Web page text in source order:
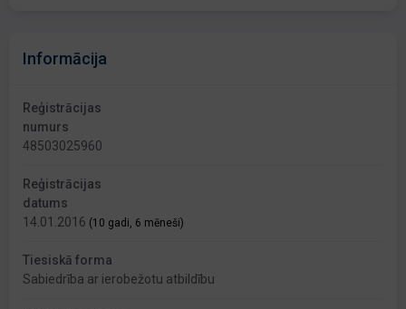
Informācija
Reģistrācijas
numurs
48503025960
Reģistrācijas
datums
14.01.2016 (10 gadi, 6 mēneši)
Tiesiskā forma
Sabiedrība ar ierobežotu atbildību